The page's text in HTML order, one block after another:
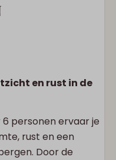
en rust in de
personen ervaar je
rust en een
Door de